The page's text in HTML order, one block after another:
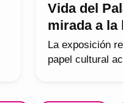
Vida del
mirada a la
La exposición
papel cultural